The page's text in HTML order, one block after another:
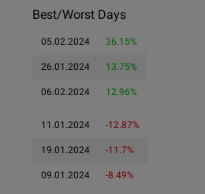
Best/Worst Days
05.02.2024 36.15%
26.01.2024 13.75%
06.02.2024 12.96%
11.01.2024 -12.87%
19.01.2024 -11.7%
09.01.2024 -8.49%